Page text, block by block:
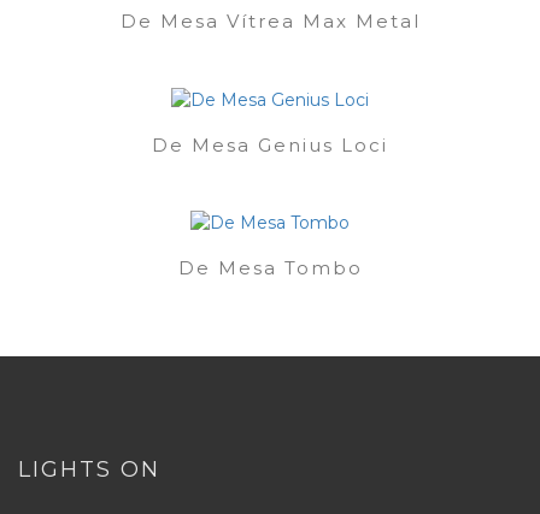
De Mesa Vítrea Max Metal
De Mesa Genius Loci
De Mesa Tombo
LIGHTS ON